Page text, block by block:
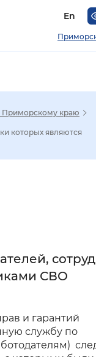
En
засечками
Приморскому краю
которых являются
СВО
и гарантий
службу по